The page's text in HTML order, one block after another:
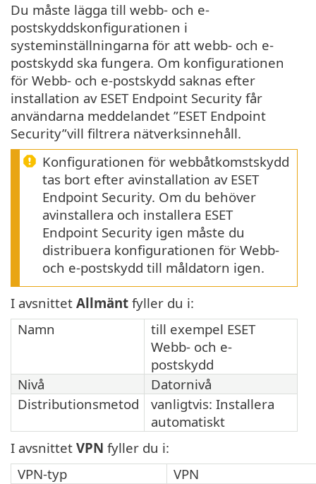
Du måste lägga till webb- och e-
postskyddskonfigurationen i
systeminställningarna för att webb- och e-
postskydd ska fungera. Om konfigurationen
för Webb- och e-postskydd saknas efter
installation av ESET Endpoint Security får
användarna meddelandet ”ESET Endpoint
Security”vill filtrera nätverksinnehåll.
Konfigurationen för webbåtkomstskydd
tas bort efter avinstallation av ESET
Endpoint Security. Om du behöver
avinstallera och installera ESET
Endpoint Security igen måste du
distribuera konfigurationen för Webb-
och e-postskydd till måldatorn igen.
I avsnittet Allmänt fyller du i:
Namn
till exempel ESET
Webb- och e-
postskydd
Nivå
Datornivå
Distributionsmetod
vanligtvis: Installera
automatiskt
I avsnittet VPN fyller du i:
VPN-typ
VPN